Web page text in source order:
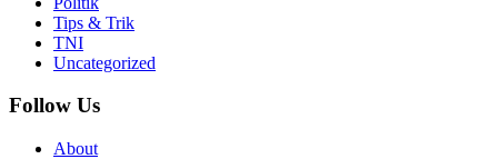
Tips & Trik
TNI
Uncategorized
Follow Us
About